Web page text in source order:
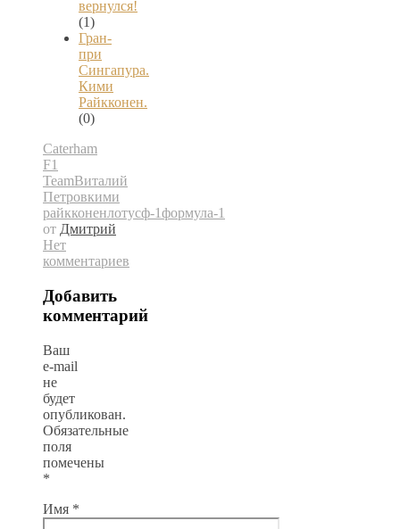
вернулся!
(1)
Гран-
при
Сингапура.
Кими
Райкконен.
(0)
Caterham
F1
TeamВиталий
Петровкими
райкконенлотусф-1формула-1
от Дмитрий
Нет
комментариев
Добавить
комментарий
Ваш
e-mail
не
будет
опубликован.
Обязательные
поля
помечены
*
Имя *